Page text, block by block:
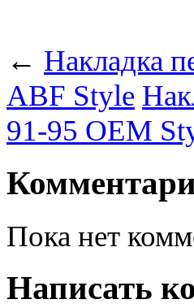
← Накладка
ABF Style
91-95 OEM
Пока нет
Написать